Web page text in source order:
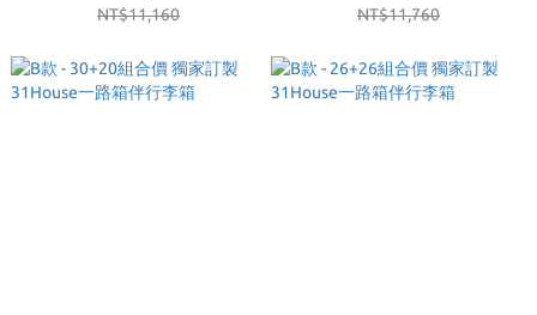
NT$11,160 NT$11,760